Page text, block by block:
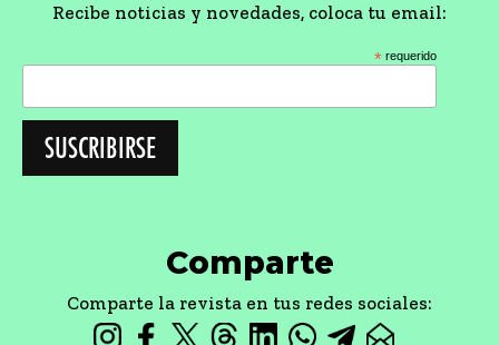
Recibe noticias y novedades, coloca tu email:
* requerido
Comparte
Comparte la revista en tus redes sociales: